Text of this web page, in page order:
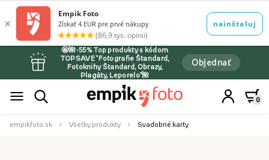
🤩🌺-55% Top produkty s kódom
TOPSAVE *Fotografie Štandard,
Fotoknihy Štandard, Obrazy,
Plagáty, Leporelo*🌺
Objednať
0
empikfoto.sk Všetky produkty Svadobné karty